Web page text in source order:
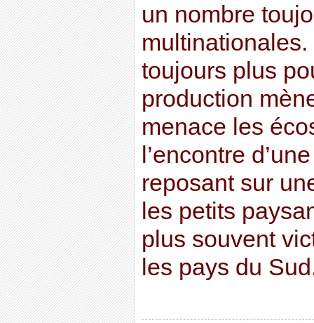
un nombre
toujours plus
production
menace les
l’encontre
reposant sur
les petits
plus souvent
les pays du